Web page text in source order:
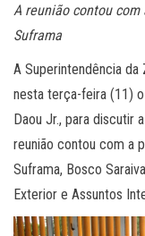
A reunião contou
Suframa
A Superintendência da
nesta terça-feira (11)
Daou Jr., para discutir
reunião contou com a
Suframa, Bosco
Exterior e Assuntos